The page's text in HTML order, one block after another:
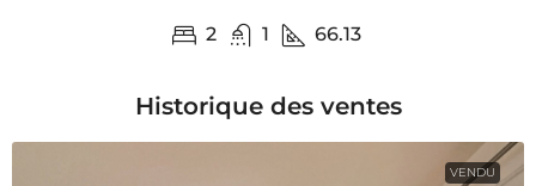
2 1 66.13
Historique des ventes
VENDU